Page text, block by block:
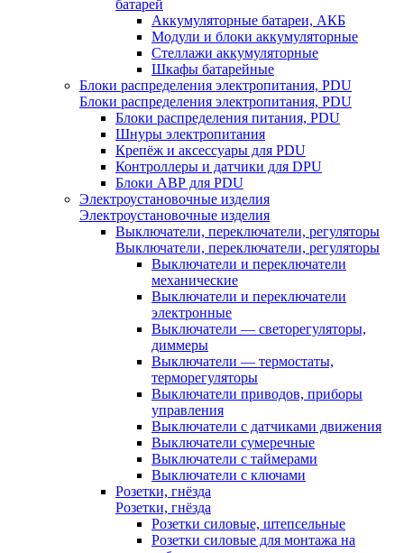
батарей
Аккумуляторные батареи, АКБ
Модули и блоки аккумуляторные
Стеллажи аккумуляторные
Шкафы батарейные
Блоки распределения электропитания, PDU
Блоки распределения электропитания, PDU
Блоки распределения питания, PDU
Шнуры электропитания
Крепёж и аксессуары для PDU
Контроллеры и датчики для DPU
Блоки АВР для PDU
Электроустановочные изделия
Электроустановочные изделия
Выключатели, переключатели, регуляторы
Выключатели, переключатели, регуляторы
Выключатели и переключатели
механические
Выключатели и переключатели
электронные
Выключатели — светорегуляторы,
диммеры
Выключатели — термостаты,
терморегуляторы
Выключатели приводов, приборы
управления
Выключатели с датчиками движения
Выключатели сумеречные
Выключатели с таймерами
Выключатели с ключами
Розетки, гнёзда
Розетки, гнёзда
Розетки силовые, штепсельные
Розетки силовые для монтажа на